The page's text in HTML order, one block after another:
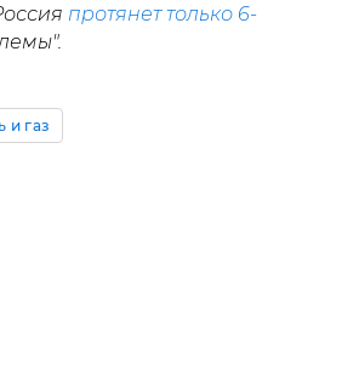
протянет только 6-
и газ